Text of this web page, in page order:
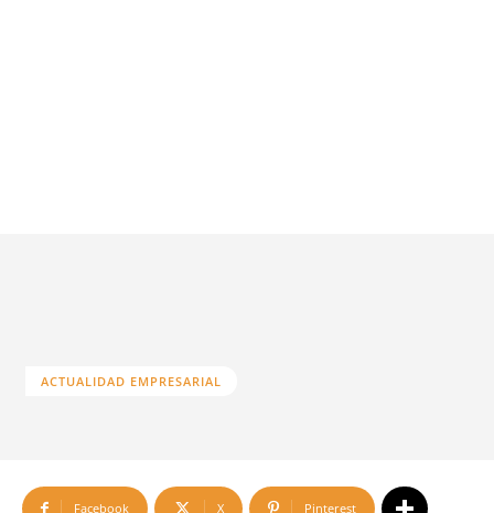
ACTUALIDAD EMPRESARIAL
Facebook X Pinterest